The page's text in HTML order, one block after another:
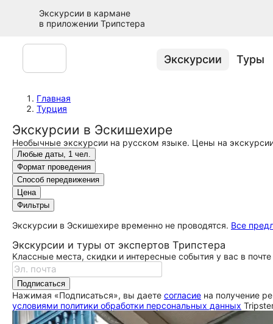
Экскурсии в кармане
в приложении Трипстера
Экскурсии Туры
Главная
Турция
Экскурсии в Эскишехире
Необычные экскурсии на русском языке. Цены на
Любые даты, 1 чел.
Формат проведения
Способ передвижения
Цена
Фильтры
Экскурсии в Эскишехире временно не проводятся. Все
Экскурсии и туры от экспертов Трипстера
Классные места, скидки и интересные события у вас в почте
Подписаться
Нажимая «Подписаться», вы даете согласие на получение
условиями политики обработки персональных данных